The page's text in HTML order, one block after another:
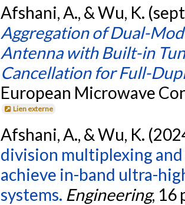
Afshani, A., & Wu, K.
Aggregation of Dual-
Antenna with Built-in
Cancellation for Full-
European Microwave
Lien externe
Afshani, A., & Wu, K.
division multiplexing
achieve in-band ultra-
systems. Engineering, 16